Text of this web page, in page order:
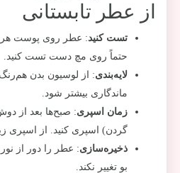
از عطر تابستانی
تست کنید: عطر روی پوست
حتماً روی مچ دست تست کنید.
لایه‌بندی: از لوسیون بدن هم‌رنگ
ماندگاری بیشتر شود.
زمان اسپری: صبح‌ها بعد از
گردن) اسپری کنید. از اسپری
ذخیره‌سازی: عطر را دور از
بو تغییر نکند.